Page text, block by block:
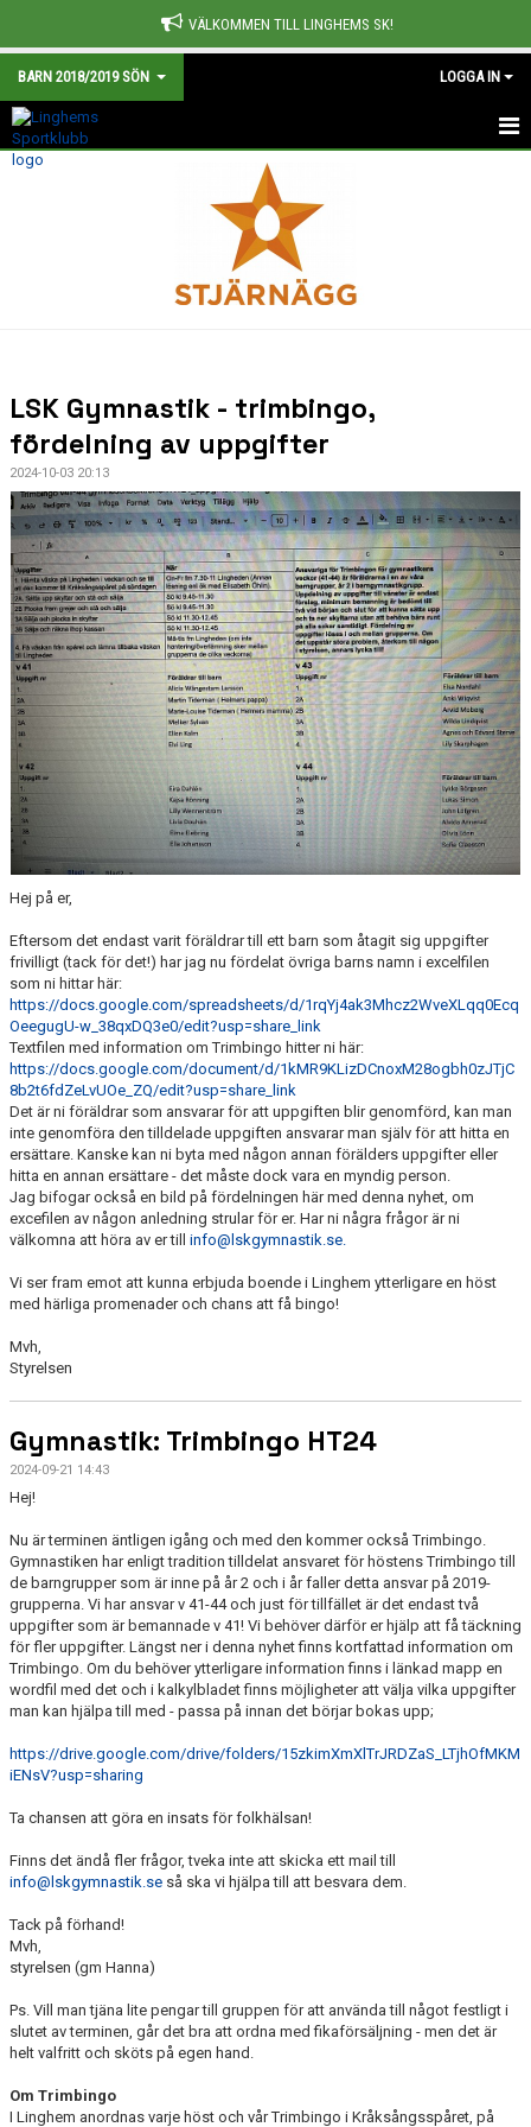
VÄLKOMMEN TILL LINGHEMS SK!
BARN 2018/2019 SÖN LOGGA IN
HEM
DOKUMENT
KONTAKT
LSK Gymnastik - trimbingo,
fördelning av uppgifter
2024-10-03 20:13
Hej på er,
Eftersom det endast varit föräldrar till ett barn som åtagit sig uppgifter
frivilligt (tack för det!) har jag nu fördelat övriga barns namn i excelfilen
som ni hittar här:
https://docs.google.com/spreadsheets/d/1rqYj4ak3Mhcz2WveXLqq0Ecq
OeegugU-w_38qxDQ3e0/edit?usp=share_link
Textfilen med information om Trimbingo hitter ni här:
https://docs.google.com/document/d/1kMR9KLizDCnoxM28ogbh0zJTjC
8b2t6fdZeLvUOe_ZQ/edit?usp=share_link
Det är ni föräldrar som ansvarar för att uppgiften blir genomförd, kan man
inte genomföra den tilldelade uppgiften ansvarar man själv för att hitta en
ersättare. Kanske kan ni byta med någon annan förälders uppgifter eller
hitta en annan ersättare - det måste dock vara en myndig person.
Jag bifogar också en bild på fördelningen här med denna nyhet, om
excefilen av någon anledning strular för er. Har ni några frågor är ni
välkomna att höra av er till info@lskgymnastik.se.
Vi ser fram emot att kunna erbjuda boende i Linghem ytterligare en höst
med härliga promenader och chans att få bingo!
Mvh,
Styrelsen
Gymnastik: Trimbingo HT24
2024-09-21 14:43
Hej!
Nu är terminen äntligen igång och med den kommer också Trimbingo.
Gymnastiken har enligt tradition tilldelat ansvaret för höstens Trimbingo till
de barngrupper som är inne på år 2 och i år faller detta ansvar på 2019-
grupperna. Vi har ansvar v 41-44 och just för tillfället är det endast två
uppgifter som är bemannade v 41! Vi behöver därför er hjälp att få täckning
för fler uppgifter. Längst ner i denna nyhet finns kortfattad information om
Trimbingo. Om du behöver ytterligare information finns i länkad mapp en
wordfil med det och i kalkylbladet finns möjligheter att välja vilka uppgifter
man kan hjälpa till med - passa på innan det börjar bokas upp;
https://drive.google.com/drive/folders/15zkimXmXlTrJRDZaS_LTjhOfMKM
iENsV?usp=sharing
Ta chansen att göra en insats för folkhälsan!
Finns det ändå fler frågor, tveka inte att skicka ett mail till
info@lskgymnastik.se så ska vi hjälpa till att besvara dem.
Tack på förhand!
Mvh,
styrelsen (gm Hanna)
Ps. Vill man tjäna lite pengar till gruppen för att använda till något festligt i
slutet av terminen, går det bra att ordna med fikaförsäljning - men det är
helt valfritt och sköts på egen hand.
Om Trimbingo
I Linghem anordnas varje höst och vår Trimbingo i Kråksångsspåret, på